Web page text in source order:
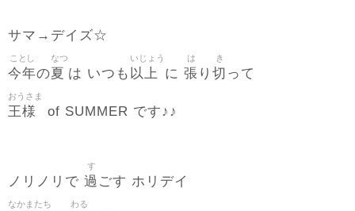
サマ→デイズ☆
今年
ことし
の夏
なつ
は いつも 以上
いじょう
に 張
は
り 切
き
って
王様
おうさま
of SUMMER です♪♪
ノリノリで 過
す
ごす ホリデイ
なかまたち わる